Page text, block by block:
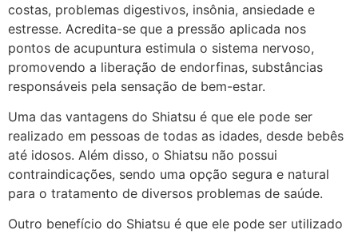
costas, problemas digestivos, insônia, ansiedade e
estresse. Acredita-se que a pressão aplicada nos
pontos de acupuntura estimula o sistema nervoso,
promovendo a liberação de endorfinas, substâncias
responsáveis pela sensação de bem-estar.
Uma das vantagens do Shiatsu é que ele pode ser
realizado em pessoas de todas as idades, desde bebês
até idosos. Além disso, o Shiatsu não possui
contraindicações, sendo uma opção segura e natural
para o tratamento de diversos problemas de saúde.
Outro benefício do Shiatsu é que ele pode ser utilizado